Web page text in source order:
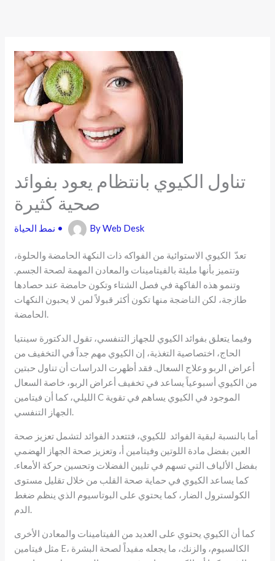
تناول الكيوي بانتظام يعود بفوائد
صحية كثيرة
نمط الحياة • ByWeb Desk
تعدّ الكيوي الاستوائية من الفواكه ذات النكهة الحامضة والحلوة،
وتتميز بأنها مليئة بالفيتامينات والمعادن المهمة لصحة الجسم.
وتنمو هذه الفاكهة في فصل الشتاء وتكون حامضة عند حصادها
طازجة، لكن الناضجة منها تكون أكثر قبولاً لمن لا يحبون النكهات
وفيما يتعلق بفوائد الكيوي للجهاز التنفسي، تقول الدكتورة سينتيا
الحاج، اختصاصية التغذية، إن الكيوي مهم جداً في التخفيف من
أعراض الربو وعلاج السعال. فقد أظهرت الدراسات أن تناول حبتين
من الكيوي أسبوعياً يساعد في تخفيف أعراض الربو، خاصة السعال
الليلي، كما أن فيتامين C الموجود في الكيوي يساهم في تقوية
أما بالنسبة لبقية الفوائد للكيوي، فتتعدد الفوائد لتشمل تعزيز صحة
العين بفضل مادة اللوتين وفيتامين أ، وتعزيز صحة الجهاز الهضمي
بفضل الألياف التي تسهم في تليين الفضلات وتحسين حركة الأمعاء.
كما يساعد الكيوي في حماية صحة القلب من خلال تقليل مستوى
الكولسترول الضار، كما يحتوي على البوتاسيوم الذي ينظم ضغط
كما أن الكيوي يحتوي على العديد من الفيتامينات والمعادن الأخرى
مثل فيتامين E، الكالسيوم، والزنك، ما يجعله مفيداً لصحة البشرة